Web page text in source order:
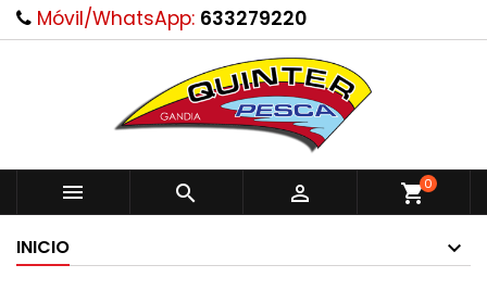
Móvil/WhatsApp: 633279220
   shopping_cart0
INICIO